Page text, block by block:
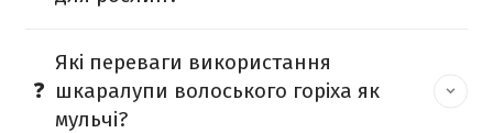
Які переваги використання
шкаралупи волоського горіха як
мульчі?